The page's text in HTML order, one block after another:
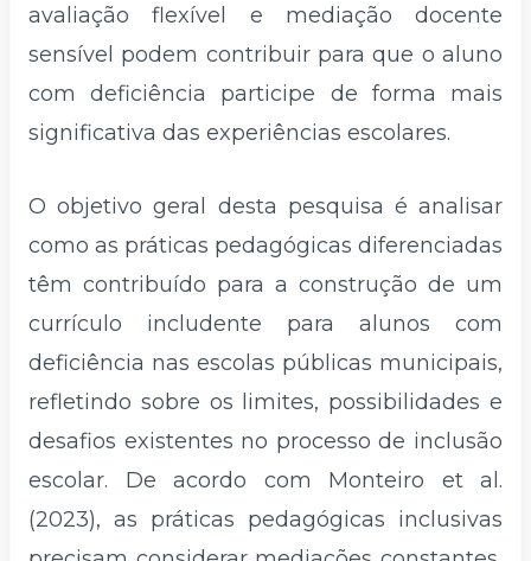
avaliação flexível e mediação docente
sensível podem contribuir para que o aluno
com deficiência participe de forma mais
significativa das experiências escolares.
O objetivo geral desta pesquisa é analisar
como as práticas pedagógicas diferenciadas
têm contribuído para a construção de um
currículo includente para alunos com
deficiência nas escolas públicas municipais,
refletindo sobre os limites, possibilidades e
desafios existentes no processo de inclusão
escolar. De acordo com Monteiro et al.
(2023), as práticas pedagógicas inclusivas